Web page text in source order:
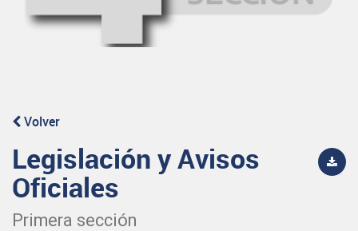
Volver
Legislación y Avisos
Oficiales
Primera sección